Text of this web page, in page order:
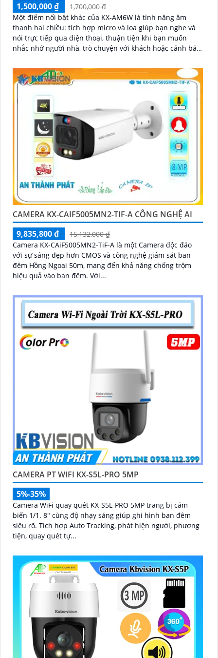
1,500,000 ₫
1,700,000 ₫
Một điểm nổi bật khác của KX‑AM6W là tính năng âm
thanh hai chiều: tích hợp micro và loa giúp bạn nghe và
nói trực tiếp qua điện thoại, thuận tiện khi bạn muốn
nhắc nhở người nhà, trò chuyện với khách hoặc cảnh báo
nhanh chóng, đây thực sự là giải pháp giám sát thông
minh, gọn nhẹ mà vô cùng hiệu quả
CAMERA KX-CAIF5005MN2-TIF-A CÔNG NGHỆ AI
9,835,800 ₫
15,132,000 ₫
Camera KX-CAiF5005MN2-TiF-A là một Camera độc đáo
với sự sáng đẹp hơn CMOS và công nghệ giám sát ban
đêm Hồng Ngoại 50m, mang đến khả năng chống trộm
hiệu quả vào ban đêm. Với...
CAMERA PT WIFI KX-S5L-PRO 5MP
5%-35%
Camera WiFi quay quét KX-S5L-PRO 5MP trang bị cảm
biến 1/1. 8" cùng độ nhạy sáng giúp ghi hình ban đêm
siêu rõ. Tích hợp Auto Tracking, phát hiện người, phương
tiện, quay quét tự...